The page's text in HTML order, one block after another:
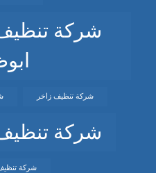
شركة
شركة تنظيف زاخر
شركة
شركة